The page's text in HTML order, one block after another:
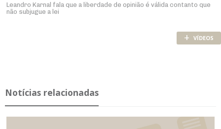
Leandro Karnal fala que a liberdade de opinião é válida contanto que
não subjugue a lei
+ VÍDEOS
Notícias relacionadas